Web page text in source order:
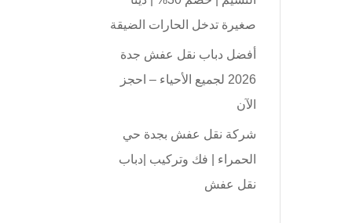
صغيرة تدخل الحارات الضيقة
أفضل دباب نقل عفش جدة
2026 لجميع الأحياء – احجز
الآن
شركة نقل عفش بجدة حي
الحمراء | فك وتركيب |دباب
نقل عفش